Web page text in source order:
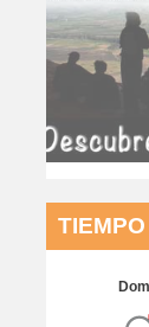
TIEMPO